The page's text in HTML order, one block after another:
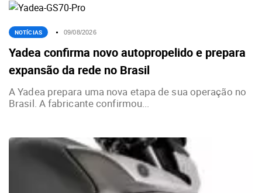
NOTÍCIAS 09/08/2026
Yadea confirma novo autopropelido e prepara
expansão da rede no Brasil
A Yadea prepara uma nova etapa de sua operação no
Brasil. A fabricante confirmou...